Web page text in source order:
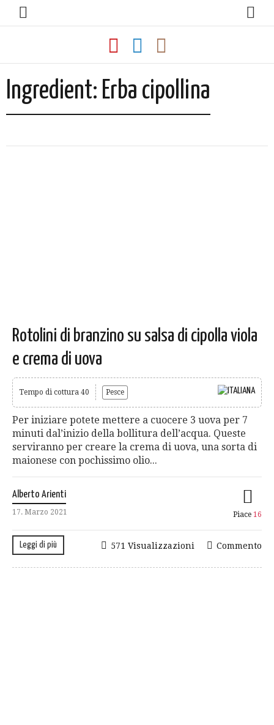
Ingredient: Erba cipollina
Rotolini di branzino su salsa di cipolla viola
e crema di uova
Tempo di cottura 40 Pesce
Per iniziare potete mettere a cuocere 3 uova per 7
minuti dal’inizio della bollitura dell’acqua. Queste
serviranno per creare la crema di uova, una sorta di
maionese con pochissimo olio...
Alberto Arienti
17. Marzo 2021 Piace 16
Leggi di più Commento
571 Visualizzazioni